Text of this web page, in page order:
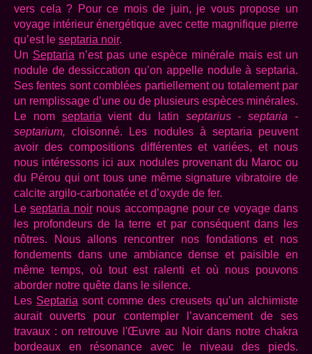
vers cela ? Pour ce mois de juin, je vous propose un
voyage intérieur énergétique avec cette magnifique pierre
qu’est le septaria noir.
Un Septaria n’est pas une espèce minérale mais est un
nodule de dessiccation qu’on appelle nodule à septaria.
Ses fentes sont comblées partiellement ou totalement par
un remplissage d’une ou de plusieurs espèces minérales.
Le nom septaria vient du latin septarius - septaria -
septarium, cloisonné. Les nodules à septaria peuvent
avoir des compositions différentes et variées, et nous
nous intéressons ici aux nodules provenant du Maroc ou
du Pérou qui ont tous une même signature vibratoire de
calcite argilo-carbonatée et d’oxyde de fer.
Leseptaria noirnous accompagne pour ce voyage dans
les profondeurs de la terre et par conséquent dans les
nôtres. Nous allons rencontrer nos fondations et nos
fondements dans une ambiance dense et paisible en
même temps, où tout est ralenti et où nous pouvons
aborder notre quête dans le silence.
Les Septaria sont comme des creusets qu’un alchimiste
aurait ouverts pour contempler l’avancement de ses
travaux : on retrouve l'Œuvre au Noir dans notre chakra
bordeaux en résonance avec le niveau des pieds.